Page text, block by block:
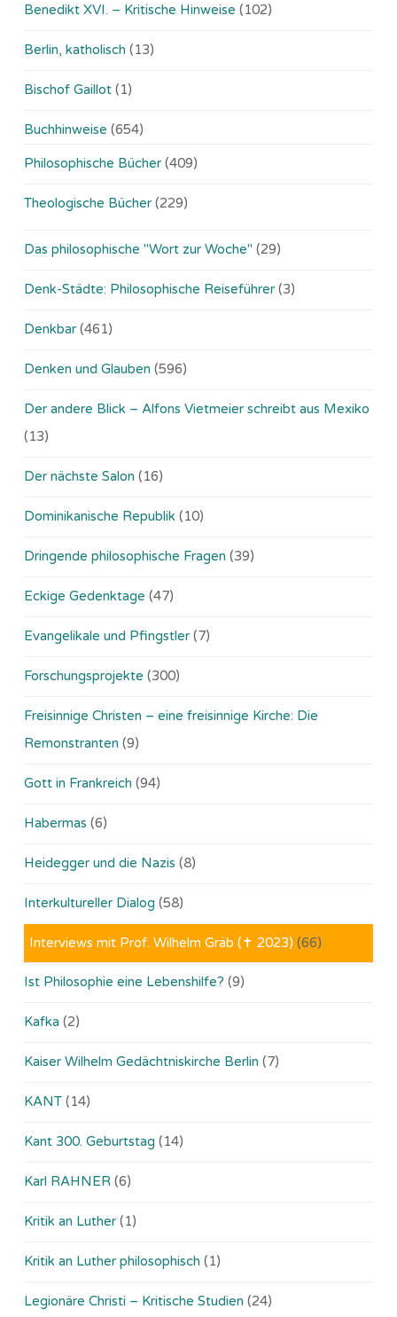
Benedikt XVI. – Kritische Hinweise (102)
Berlin, katholisch (13)
Bischof Gaillot (1)
Buchhinweise (654)
Philosophische Bücher (409)
Theologische Bücher (229)
Das philosophische "Wort zur Woche" (29)
Denk-Städte: Philosophische Reiseführer (3)
Denkbar (461)
Denken und Glauben (596)
Der andere Blick – Alfons Vietmeier schreibt aus Mexiko
(13)
Der nächste Salon (16)
Dominikanische Republik (10)
Dringende philosophische Fragen (39)
Eckige Gedenktage (47)
Evangelikale und Pfingstler (7)
Forschungsprojekte (300)
Freisinnige Christen – eine freisinnige Kirche: Die
Remonstranten (9)
Gott in Frankreich (94)
Habermas (6)
Heidegger und die Nazis (8)
Interkultureller Dialog (58)
Interviews mit Prof. Wilhelm Gräb (✝ 2023) (66)
Ist Philosophie eine Lebenshilfe? (9)
Kafka (2)
Kaiser Wilhelm Gedächtniskirche Berlin (7)
KANT (14)
Kant 300. Geburtstag (14)
Karl RAHNER (6)
Kritik an Luther (1)
Kritik an Luther philosophisch (1)
Legionäre Christi – Kritische Studien (24)